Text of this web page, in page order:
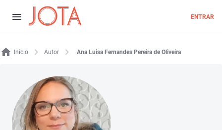
ENTRAR
Início Autor Ana Luisa Fernandes Pereira de Oliveira